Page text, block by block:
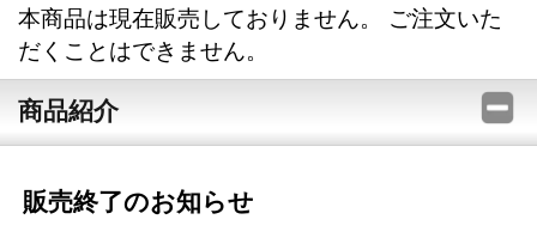
本商品は現在販売しておりません。 ご注文いた
だくことはできません。
商品紹介
販売終了のお知らせ